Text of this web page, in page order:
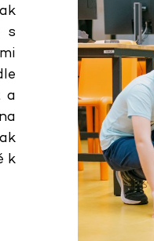
s
a
k